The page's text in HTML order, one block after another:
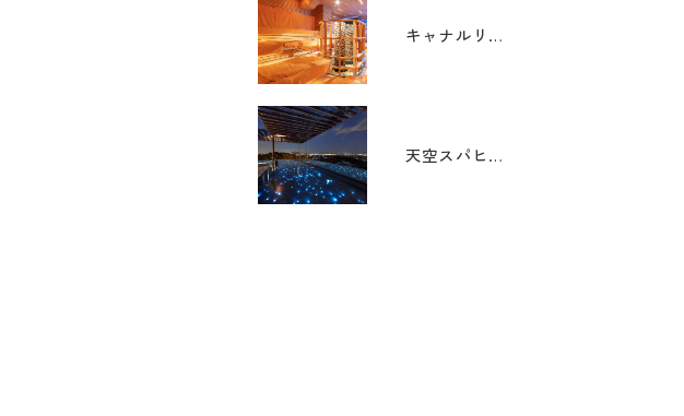
キャナルリゾート
天空スパヒルズ 竜泉寺の湯 名古屋守山本店